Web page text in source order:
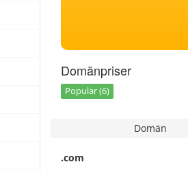
Domänpriser
Popular (6)
Domän
.com